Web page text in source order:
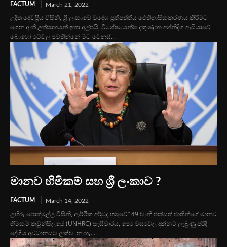
FACTUM March 21, 2022
උදිත දේවප්‍රිය විසිනි, ශ්‍රී ලංකාවේ විදේශ ප්‍රතිපත්තිය ඓතිහාසිකකරණය කිරීමට
ගෙන ඇති උත්සාහයන් ඉතා අල්පයි. විශේෂයෙන්ම දකුණු හා අග්නිදිග ආසියාවේ
බොහෝ රටවල පවතින්නේ මීට වෙනස්...
මානව හිමිකම් සහ ශ්‍රී ලංකාව ?
FACTUM March 14, 2022
ලහිරු පොත්මුල්ල විසිනි, ආර්ථික අර්බුද හමුවේ” 49 වැනි එක්සත් ජාතීන්ගේ මානව
හිමිකම් කවුන්සිලයේ (UNHRC) සැසිවාරය, පෙර වසරවල දක්නට ලැබුණු පරිදි
දේශීය අවධානයට ලක්ව නැහැ....